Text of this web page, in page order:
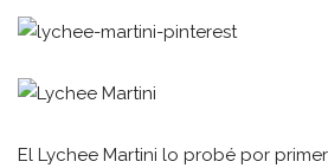
El Lychee Martini lo probé por